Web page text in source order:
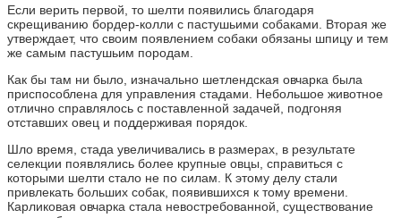
Если верить первой, то шелти появились благодаря
скрещиванию бордер-колли с пастушьими собаками. Вторая же
утверждает, что своим появлением собаки обязаны шпицу и тем
же самым пастушьим породам.
Как бы там ни было, изначально шетлендская овчарка была
приспособлена для управления стадами. Небольшое животное
отлично справлялось с поставленной задачей, подгоняя
отставших овец и поддерживая порядок.
Шло время, стада увеличивались в размерах, в результате
селекции появлялись более крупные овцы, справиться с
которыми шелти стало не по силам. К этому делу стали
привлекать больших собак, появившихся к тому времени.
Карликовая овчарка стала невостребованной, существование